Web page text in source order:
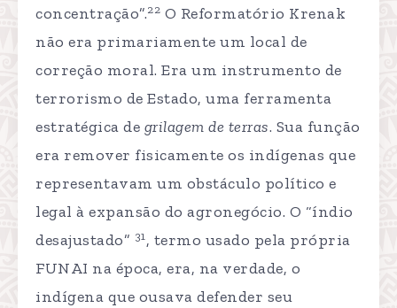
concentração”.22 O Reformatório Krenak
não era primariamente um local de
correção moral. Era um instrumento de
terrorismo de Estado, uma ferramenta
estratégica de grilagem de terras. Sua função
era remover fisicamente os indígenas que
representavam um obstáculo político e
legal à expansão do agronegócio. O “índio
desajustado” 31 , termo usado pela própria
FUNAI na época, era, na verdade, o
indígena que ousava defender seu